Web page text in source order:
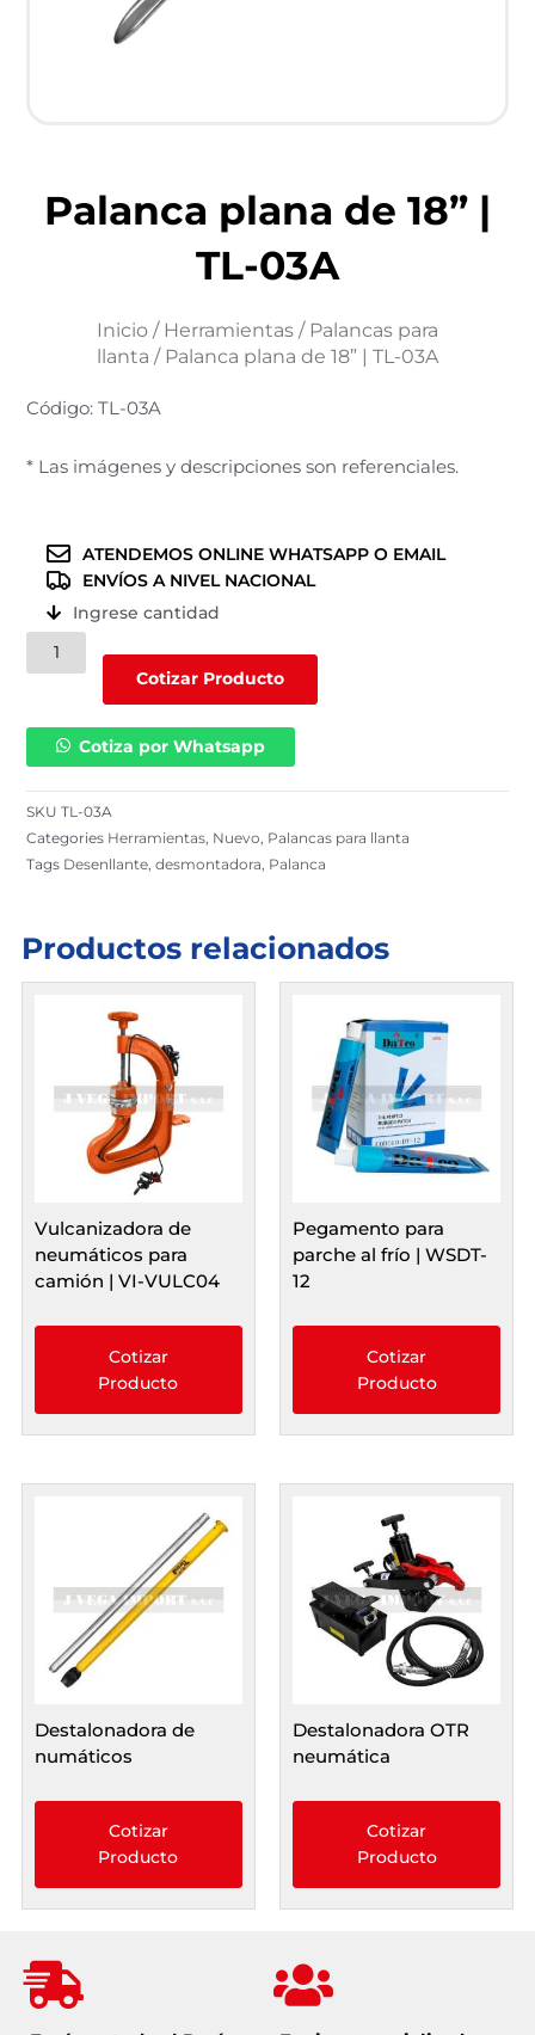
Palanca plana de 18” |
TL-03A
Inicio / Herramientas / Palancas para
llanta / Palanca plana de 18” | TL-03A
Código: TL-03A
* Las imágenes y descripciones son referenciales.
ATENDEMOS ONLINE WHATSAPP O EMAIL
ENVÍOS A NIVEL NACIONAL
Ingrese cantidad
Palanca
plana
Cotizar Producto
Cotiza por Whatsapp
SKUTL-03A
Categories Herramientas Nuevo Palancas para llanta
Tags Desenllante ,desmontadora Palanca
Productos relacionados
Vulcanizadora de
neumáticos para
camión | VI-VULC04
Cotizar
Producto
Pegamento para
parche al frío | WSDT-
12
Cotizar
Producto
Destalonadora de
numáticos
Cotizar
Producto
Destalonadora OTR
neumática
Cotizar
Producto